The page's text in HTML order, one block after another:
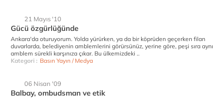
21 Mayıs '10
Gücü özgürlüğünde
Ankara'da oturuyorum. Yolda yürürken, ya da bir köprüden geçerken filan
duvarlarda, belediyenin amblemlerini görürsünüz, yerine göre, peşi sıra aynı
amblem sürekli karşınıza çıkar. Bu ülkemizdeki ..
Kategori : Basın Yayın / Medya
06 Nisan '09
Balbay, ombudsman ve etik